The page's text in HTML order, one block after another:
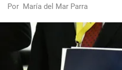
Por María del Mar Parra